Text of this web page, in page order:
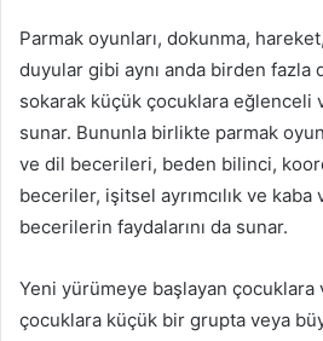
Parmak oyunları, dokunma,
duyular gibi aynı anda birden fazla
sokarak küçük çocuklara eğlenceli
sunar. Bununla birlikte parmak
ve dil becerileri, beden bilinci,
beceriler, işitsel ayrımcılık ve
becerilerin faydalarını da sunar.
Yeni yürümeye başlayan çocuklara
çocuklara küçük bir grupta veya